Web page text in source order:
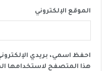
الموقع الإلكتروني
احفظ اسمي، بريدي
هذا المتصفح لاستخدامها